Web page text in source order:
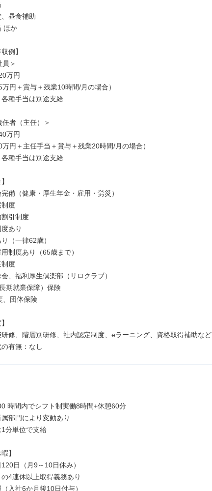
、昼食補助
ほか
例】
員＞
万円
万円＋賞与＋残業10時間/月の場合）
種手当は別途支給
任者（主任）＞
万円
万円＋主任手当＋賞与＋残業20時間/月の場合）
種手当は別途支給
完備（健康・厚生年金・雇用・労災）
制度
割引制度
度あり
（一律62歳）
用制度あり（65歳まで）
制度
会、福利厚生倶楽部（リロクラブ）
期就業保障）保険
、団体保険
研修、階層別研修、社内認定制度、eラーニング、資格取得補助など
有無：なし
時間内でシフト制実働8時間+休憩60分
部門により変動あり
分単位で支給
】
120日（月9～10日休み）
の4連休以上取得義務あり
（入社6か月後10日付与）